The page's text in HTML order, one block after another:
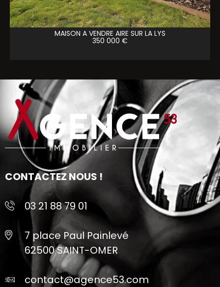
MAISON A VENDRE AIRE SUR LA LYS
350 000 €
CONTACTEZ NOUS !
03 21 88 79 01
7 place Paul Painlevé
62500 SAINT-OMER
contact@agence53.com